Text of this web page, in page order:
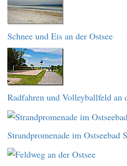
Schnee und Eis an der Ostsee
Radfahren und Volleyballfeld an
Strandpromenade im Ostseebad